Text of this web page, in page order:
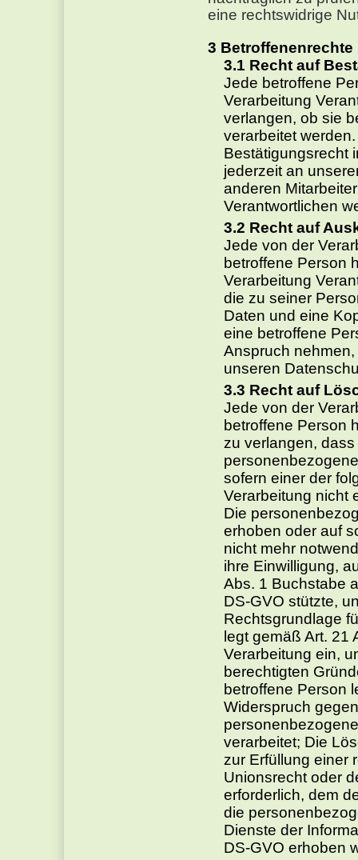
eine rechtswidrige
Betroffenenrechte
Recht auf
Jede betroffene
Verarbeitung
verlangen, ob sie
verarbeitet
Bestätigungsrecht
jederzeit an
anderen
Verantwortlichen
Recht auf
Jede von der
betroffene Person
Verarbeitung
die zu seiner
Daten und eine
eine betroffene
Anspruch
unseren
Recht auf
Jede von der
betroffene Person
zu verlangen,
sofern einer der
Verarbeitung nicht
Die
erhoben oder auf
nicht mehr
ihre Einwilligung,
Abs. 1 Buchstabe
DS-GVO stützte,
Rechtsgrundlage
legt gemäß Art. 21
Verarbeitung ein,
berechtigten
betroffene Person
Widerspruch
verarbeitet; Die
zur Erfüllung einer
Unionsrecht oder
erforderlich, dem
die
Dienste der
DS-GVO erhoben